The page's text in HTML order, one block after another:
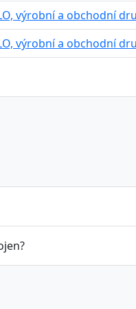
výrobní a obchodní
výrobní a obchodní